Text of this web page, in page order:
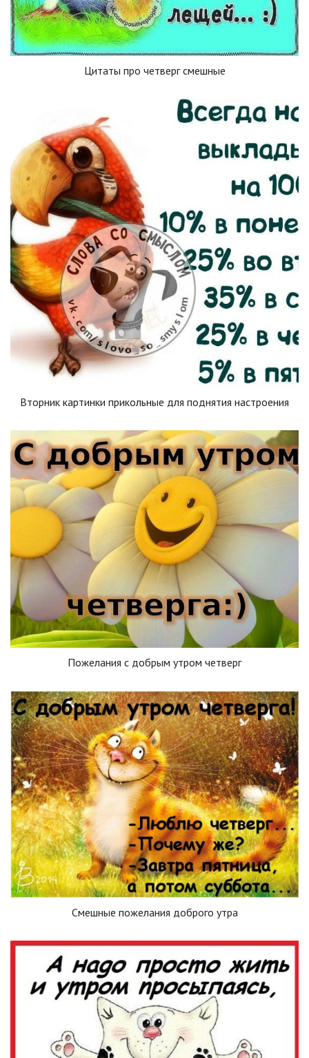
Цитаты про четверг смешные
Вторник картинки прикольные для поднятия настроения
Пожелания с добрым утром четверг
Смешные пожелания доброго утра